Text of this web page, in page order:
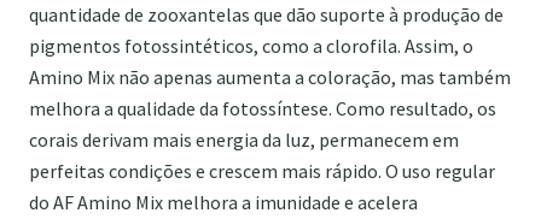
quantidade de zooxantelas que dão suporte à produção de
pigmentos fotossintéticos, como a clorofila. Assim, o
Amino Mix não apenas aumenta a coloração, mas também
melhora a qualidade da fotossíntese. Como resultado, os
corais derivam mais energia da luz, permanecem em
perfeitas condições e crescem mais rápido. O uso regular
do AF Amino Mix melhora a imunidade e acelera